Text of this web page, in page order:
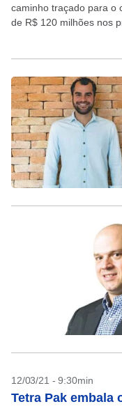
caminho traçado para o
de R$ 120 milhões nos
12/03/21 - 9:30min
Tetra Pak embala